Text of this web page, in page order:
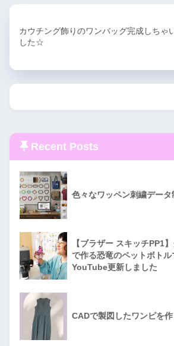
カウチング飾りのワンバッグ完成しちゃ
した☆
Recent Posts
色々なワッペン刺繍データ
【ブラザー スキッチPP1
で作る恐竜のペットボトル
YouTube更新しました
CADで製図したワンピを